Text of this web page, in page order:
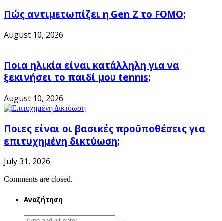
Πώς αντιμετωπίζει η Gen Z το FOMO;
August 10, 2026
Ποια ηλικία είναι κατάλληλη για να
ξεκινήσει το παιδί μου tennis;
August 10, 2026
Ποιες είναι οι βασικές προϋποθέσεις για
επιτυχημένη δικτύωση;
July 31, 2026
Comments are closed.
Αναζήτηση
Search